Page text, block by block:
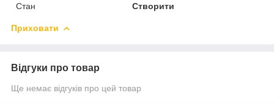
Стан
Створити
Приховати
Відгуки про товар
Ще немає відгуків про цей товар